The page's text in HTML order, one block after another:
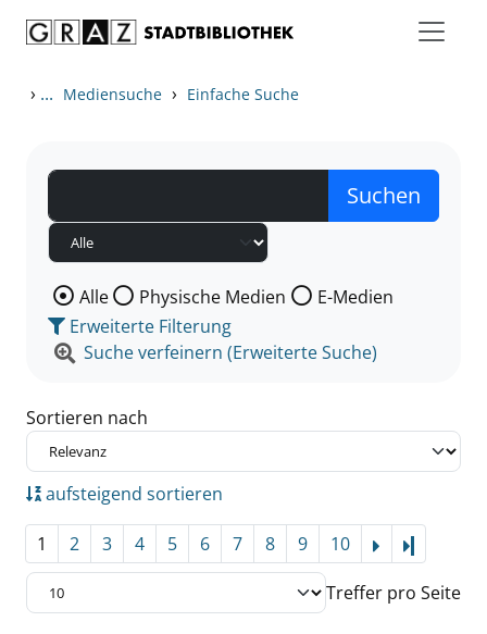
› ... Mediensuche › Einfache Suche
Wählen Sie die Medienart nach der Sie suchen wollen.
Alle Physische Medien
E-Medien
Erweiterte Filterung
Suche verfeinern (Erweiterte Suche)
Sortieren nach
aufsteigend sortieren
1 2 3 4 5 6 7 8 9 10
Treffer pro Seite